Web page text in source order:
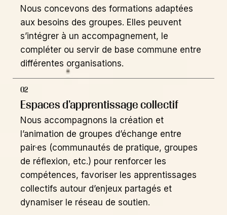
Nous concevons des formations adaptées
aux besoins des groupes. Elles peuvent
s’intégrer à un accompagnement, le
compléter ou servir de base commune entre
différentes organisations.
02
Espaces d’apprentissage collectif
Nous accompagnons la création et
l’animation de groupes d’échange entre
pair·es (communautés de pratique, groupes
de réflexion, etc.) pour renforcer les
compétences, favoriser les apprentissages
collectifs autour d’enjeux partagés et
dynamiser le réseau de soutien.